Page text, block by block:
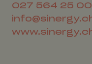
027 564 25 00